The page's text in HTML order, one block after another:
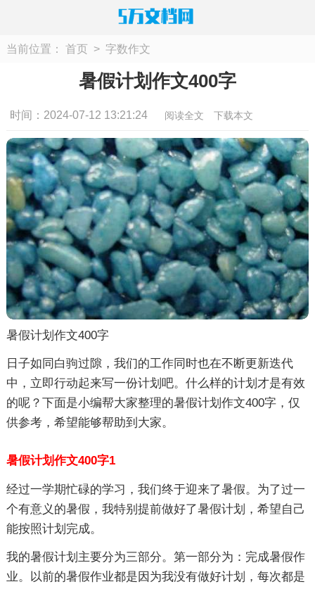
当前位置： 首页 > 字数作文
暑假计划作文400字
时间：2024-07-12 13:21:24 阅读全文 下载本文
暑假计划作文400字
日子如同白驹过隙，我们的工作同时也在不断更新迭代
中，立即行动起来写一份计划吧。什么样的计划才是有效
的呢？下面是小编帮大家整理的暑假计划作文400字，仅
供参考，希望能够帮助到大家。
暑假计划作文400字1
经过一学期忙碌的学习，我们终于迎来了暑假。为了过一
个有意义的暑假，我特别提前做好了暑假计划，希望自己
能按照计划完成。
我的暑假计划主要分为三部分。第一部分为：完成暑假作
业。以前的暑假作业都是因为我没有做好计划，每次都是